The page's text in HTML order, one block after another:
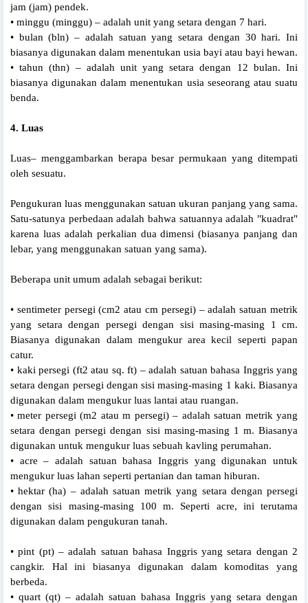
jam (jam) pendek.
• minggu (minggu) – adalah unit yang setara dengan 7 hari.
• bulan (bln) – adalah satuan yang setara dengan 30 hari. Ini
biasanya digunakan dalam menentukan usia bayi atau bayi hewan.
• tahun (thn) – adalah unit yang setara dengan 12 bulan. Ini
biasanya digunakan dalam menentukan usia seseorang atau suatu
benda.
4. Luas
Luas– menggambarkan berapa besar permukaan yang ditempati
oleh sesuatu.
Pengukuran luas menggunakan satuan ukuran panjang yang sama.
Satu-satunya perbedaan adalah bahwa satuannya adalah "kuadrat"
karena luas adalah perkalian dua dimensi (biasanya panjang dan
lebar, yang menggunakan satuan yang sama).
Beberapa unit umum adalah sebagai berikut:
• sentimeter persegi (cm2 atau cm persegi) – adalah satuan metrik
yang setara dengan persegi dengan sisi masing-masing 1 cm.
Biasanya digunakan dalam mengukur area kecil seperti papan
catur.
• kaki persegi (ft2 atau sq. ft) – adalah satuan bahasa Inggris yang
setara dengan persegi dengan sisi masing-masing 1 kaki. Biasanya
digunakan dalam mengukur luas lantai atau ruangan.
• meter persegi (m2 atau m persegi) – adalah satuan metrik yang
setara dengan persegi dengan sisi masing-masing 1 m. Biasanya
digunakan untuk mengukur luas sebuah kavling perumahan.
• acre – adalah satuan bahasa Inggris yang digunakan untuk
mengukur luas lahan seperti pertanian dan taman hiburan.
• hektar (ha) – adalah satuan metrik yang setara dengan persegi
dengan sisi masing-masing 100 m. Seperti acre, ini terutama
digunakan dalam pengukuran tanah.
• pint (pt) – adalah satuan bahasa Inggris yang setara dengan 2
cangkir. Hal ini biasanya digunakan dalam komoditas yang
berbeda.
• quart (qt) – adalah satuan bahasa Inggris yang setara dengan